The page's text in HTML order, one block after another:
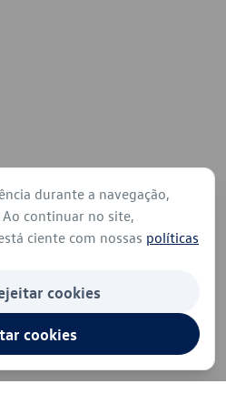
durante a navegação,
continuar no site,
ciente com nossas políticas
cookies
cookies